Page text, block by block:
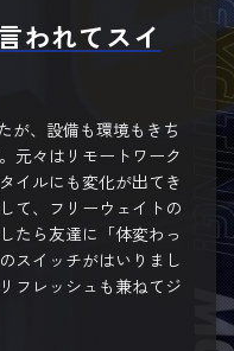
が、設備も環境もきち
元々はリモートワーク
イルにも変化が出てき
て、フリーウェイトの
たら友達に「体変わっ
スイッチがはいりまし
フレッシュも兼ねてジ